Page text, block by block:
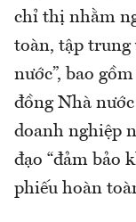
chỉ thị nhằm
toàn, tập trung
nước”, bao
đồng Nhà
doanh nghiệp
đạo “đảm bảo
phiếu hoàn